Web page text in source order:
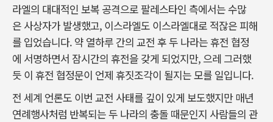
라엘의 대대적인 보복 공격으로 팔레스타인 측에서는 수많
은 사상자가 발생했고, 이스라엘도 이스라엘대로 적잖은 피해
를 입었습니다. 약 열하루 간의 교전 후 두 나라는 휴전 협정
에 서명하면서 잠시간의 휴전을 갖게 되었지만, 으레 그러했
듯 이 휴전 협정문이 언제 휴짓조각이 될지는 모를 일입니다.
전 세계 언론도 이번 교전 사태를 깊이 있게 보도했지만 매년
연례행사처럼 반복되는 두 나라의 충돌 때문인지 사람들의 관